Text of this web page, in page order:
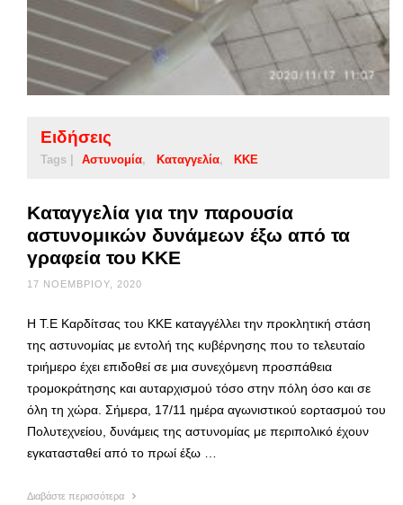
Ειδήσεις
Tags | Αστυνομία Καταγγελία ΚΚΕ
Καταγγελία για την παρουσία
αστυνομικών δυνάμεων έξω από τα
γραφεία του ΚΚΕ
17 ΝΟΕΜΒΡΊΟΥ, 2020
Η Τ.Ε Καρδίτσας του ΚΚΕ καταγγέλλει την προκλητική στάση
της αστυνομίας με εντολή της κυβέρνησης που το τελευταίο
τριήμερο έχει επιδοθεί σε μια συνεχόμενη προσπάθεια
τρομοκράτησης και αυταρχισμού τόσο στην πόλη όσο και σε
όλη τη χώρα. Σήμερα, 17/11 ημέρα αγωνιστικού εορτασμού του
Πολυτεχνείου, δυνάμεις της αστυνομίας με περιπολικό έχουν
εγκατασταθεί από το πρωί έξω …
Διαβάστε περισσότερα